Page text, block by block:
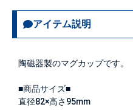
アイテム説明
陶磁器製のマグカップです。
■商品サイズ■
直径82×高さ95mm